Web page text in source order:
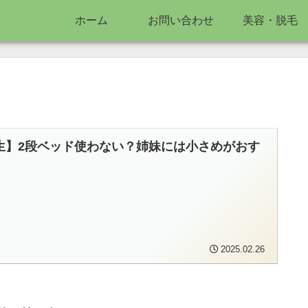
ホーム お問い合わせ 美容・脱毛
】2段ベッド使わない？姉妹には小さめがおす
2025.02.26